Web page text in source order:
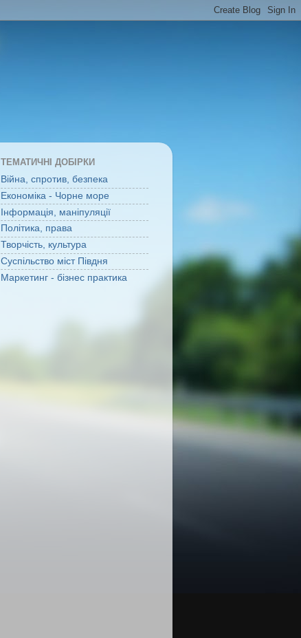
ТЕМАТИЧНІ ДОБІРКИ
Війна, спротив, безпека
Економіка - Чорне море
Інформація, маніпуляції
Політика, права
Творчість, культура
Суспільство міст Півдня
Маркетинг - бізнес практика